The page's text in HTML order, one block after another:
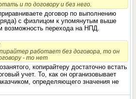
и по договору и без него.
договор по выполнению
с физлицом к упомянутым выше
перехода на НПД.
:
работает без договора, то он
- то нет
копирайтеру достаточно встать
учет. То, как он организовывает
определяющего значения не